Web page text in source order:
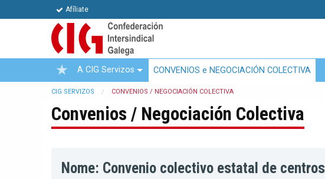
Afíliate
A CIG Servizos CONVENIOS e NEGOCIACIÓN COLECTIVA
CIG SERVIZOS CONVENIOS / NEGOCIACIÓN COLECTIVA
Convenios / Negociación Colectiva
Nome: Convenio colectivo estatal de